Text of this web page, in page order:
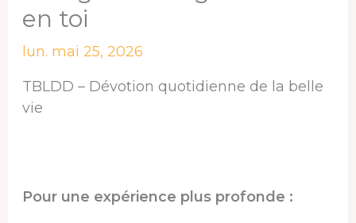
en toi
lun. mai 25, 2026
TBLDD – Dévotion quotidienne de la belle
vie
Pour une expérience plus profonde :